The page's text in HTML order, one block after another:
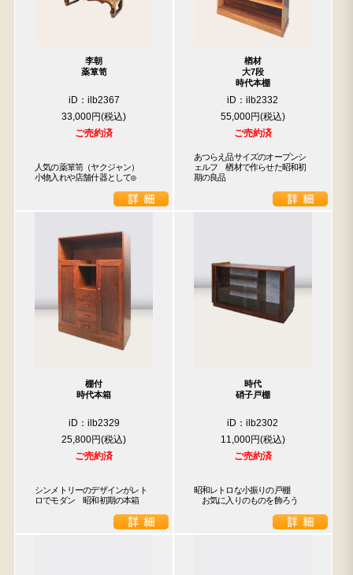
李朝
薬箪笥
iD：ilb2367
33,000円
ご売約済
人気の薬箪笥（ヤクジャン）
小物入れや店舗什器として◎
楢材
大7段
時代本棚
iD：ilb2332
55,000円
ご売約済
あつらえ品サイズのオープンシ
ェルフ　楢材で作らせた昭和初
期の良品
棚付
時代本箱
iD：ilb2329
25,800円
ご売約済
シンメトリーのデザインがレト
ロでモダン　昭和初期の本箱
時代
硝子戸棚
iD：ilb2302
11,000円
ご売約済
昭和レトロな小振りの戸棚
お気に入りのものを飾ろう